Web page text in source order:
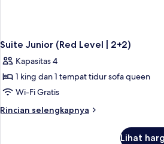
Suite Junior (Red Level | 2+2)
Kapasitas 4
1 king dan 1 tempat tidur sofa queen
Wi-Fi Gratis
Rincian selengkapnya
Rincian
Lihat